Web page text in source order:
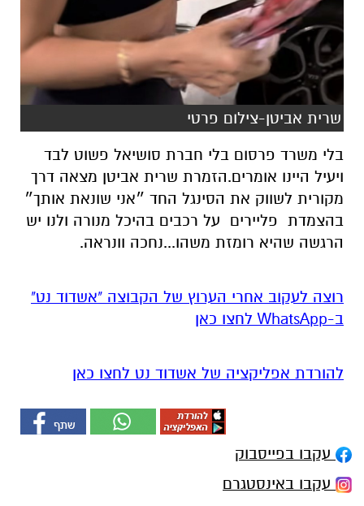
שרית אביטן-צילום פרטי
בלי משרד פרסום בלי חברת סושיאל פשוט לבד
ויעיל היינו אומרים.הזמרת שרית אביטן מצאה דרך
מקורית לשווק את הסינגל החד ״אני שונאת אותך״
בהצמדת פליירים על רכבים בהיכל מנורה ולנו יש
הרגשה שהיא רומזת משהו...נחכה וונראה.
רוצה לעקוב אחרי הערוץ של הקבוצה "אשדוד נט"
ב-WhatsApp לחצו כאן
להורדת אפליקציה של אשדוד נט לחצו כאן
עקבו בפייסבוק
עקבו באינסטגרם